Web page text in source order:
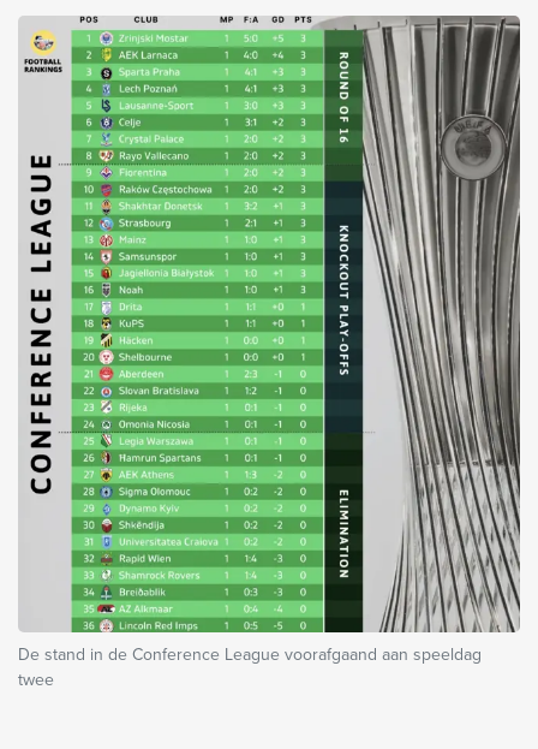
De stand in de Conference League voorafgaand aan speeldag
twee